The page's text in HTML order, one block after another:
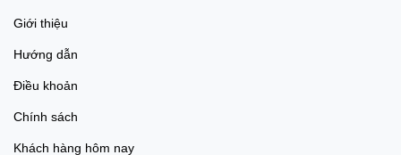
Giới thiệu
Hướng dẫn
Điều khoản
Chính sách
Khách hàng hôm nay